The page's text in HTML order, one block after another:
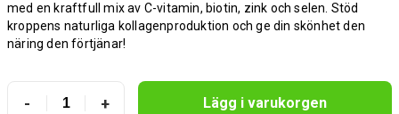
med en kraftfull mix av C-vitamin, biotin, zink och selen. Stöd
kroppens naturliga kollagenproduktion och ge din skönhet den
näring den förtjänar!
- + Lägg i varukorgen